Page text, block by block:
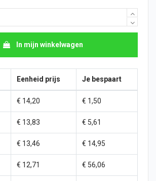
In mijn winkelwagen
Eenheid prijs Je bespaart
€ 14,20 € 1,50
€ 13,83 € 5,61
€ 13,46 € 14,95
€ 12,71 € 56,06